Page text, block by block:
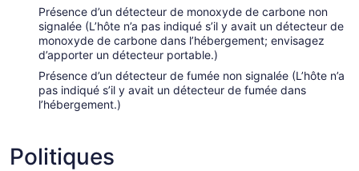
Présence d’un détecteur de monoxyde de carbone non
signalée (L’hôte n’a pas indiqué s’il y avait un détecteur de
monoxyde de carbone dans l’hébergement; envisagez
d’apporter un détecteur portable.)
Présence d’un détecteur de fumée non signalée (L’hôte n’a
pas indiqué s’il y avait un détecteur de fumée dans
l’hébergement.)
Politiques